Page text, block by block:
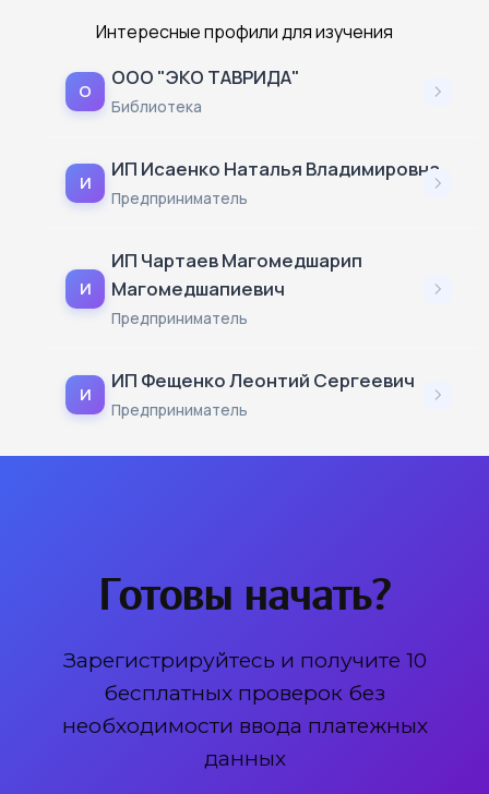
Интересные профили для изучения
О
ООО "ЭКО ТАВРИДА"
Библиотека
И
ИП Исаенко Наталья Владимировна
Предприниматель
И
ИП Чартаев Магомедшарип
Магомедшапиевич
Предприниматель
И
ИП Фещенко Леонтий Сергеевич
Предприниматель
Готовы начать?
Зарегистрируйтесь и получите 10
бесплатных проверок без
необходимости ввода платежных
данных